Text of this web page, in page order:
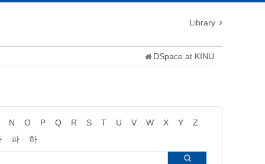
Library
DSpace at KINU
N O P Q R S T U V W X Y
Z
파
하